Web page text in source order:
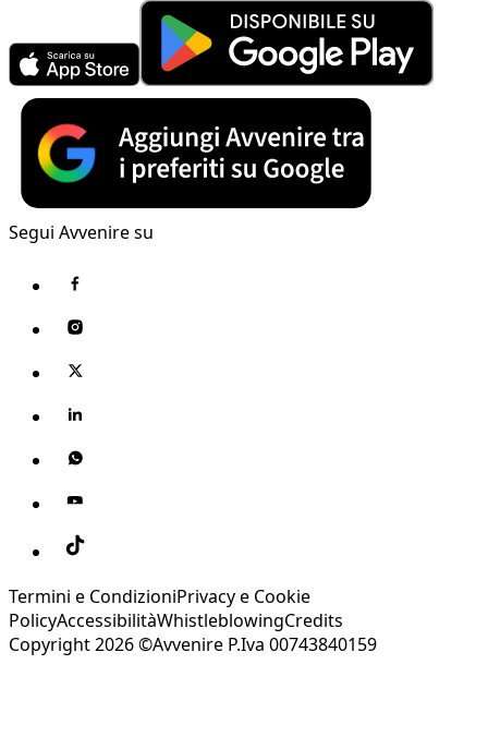
Segui Avvenire su
Termini e CondizioniPrivacy e Cookie
PolicyAccessibilitàWhistleblowingCredits
Copyright 2026 ©Avvenire P.Iva 00743840159